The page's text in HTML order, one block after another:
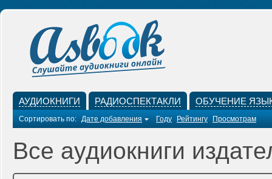
АУДИОКНИГИ РАДИОСПЕКТАКЛИ ОБУЧЕНИЕ
Сортировать по: Дате добавления Году Рейтингу Просмотрам
Все аудиокниги